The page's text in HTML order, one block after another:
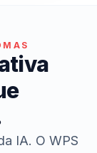
IA. O WPS